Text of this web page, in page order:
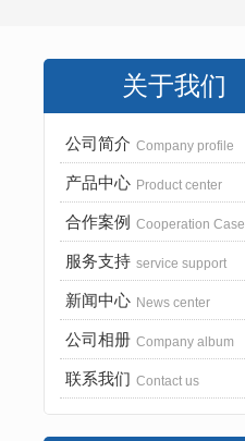
关于我们
公司简介 Company profile
产品中心 Product center
合作案例 Cooperation Case
服务支持 service support
新闻中心 News center
公司相册 Company album
联系我们 Contact us